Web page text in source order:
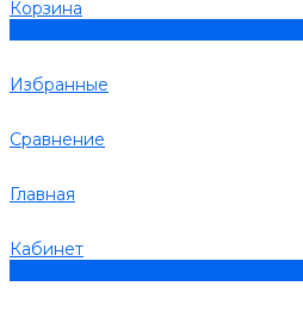
Корзина
Избранные
Сравнение
Главная
Кабинет